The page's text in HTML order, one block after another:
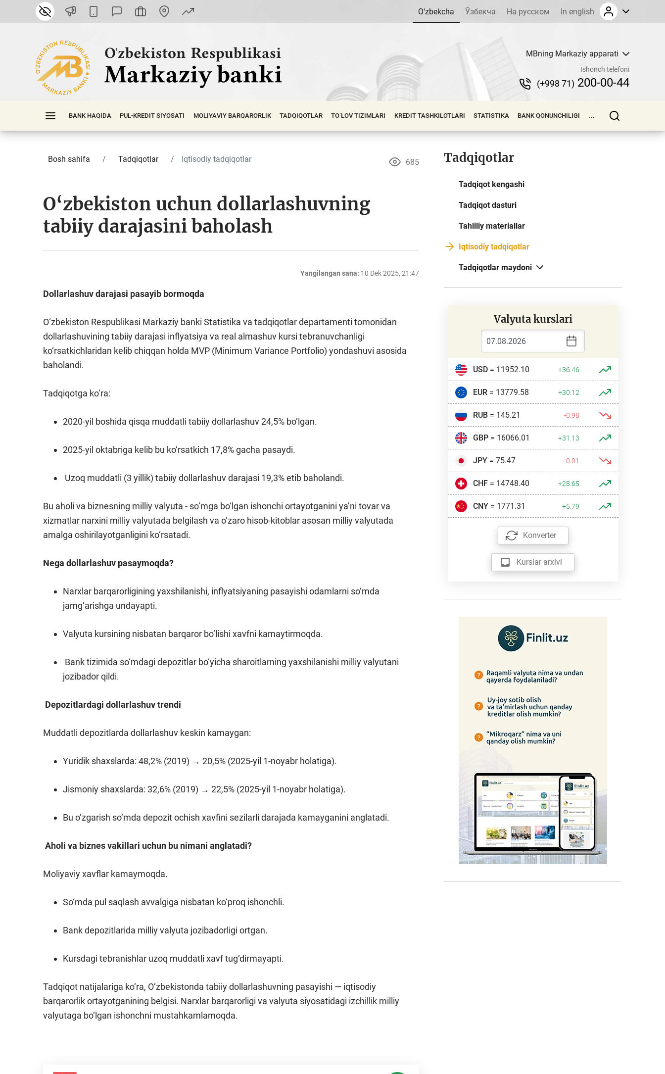
O‘zbekcha Ўзбекча На русском In english
MBning Markaziy apparati
Ishonch telefoni
(+998 71) 200-00-44
BANK HAQIDA PUL-KREDIT SIYOSATI MOLIYAVIY BАRQАRОRLIK TADQIQOTLAR TO‘LOV TIZIMLARI KREDIT TASHKILOTLARI STATISTIKA BANK QONUNCHILIGI ...
Bosh sahifa Tadqiqotlar Iqtisodiy tadqiqotlar 685
O‘zbekiston uchun dollarlashuvning
tabiiy darajasini baholash
Yangilangan sana: 10 Dek 2025, 21:47
Dollarlashuv darajasi pasayib bormoqda
O‘zbekiston Respublikasi Markaziy banki Statistika va tadqiqotlar departamenti tomonidan
dollarlashuvining tabiiy darajasi inflyatsiya va real almashuv kursi tebranuvchanligi
ko‘rsatkichlaridan kelib chiqqan holda MVP (Minimum Variance Portfolio) yondashuvi asosida
baholandi.
Tadqiqotga ko‘ra:
2020-yil boshida qisqa muddatli tabiiy dollarlashuv 24,5% bo‘lgan.
2025-yil oktabriga kelib bu ko‘rsatkich 17,8% gacha pasaydi.
Uzoq muddatli (3 yillik) tabiiy dollarlashuv darajasi 19,3% etib baholandi.
Bu aholi va biznesning milliy valyuta - so‘mga bo‘lgan ishonchi ortayotganini ya’ni tovar va
xizmatlar narxini milliy valyutada belgilash va o‘zaro hisob-kitoblar asosan milliy valyutada
amalga oshirilayotganligini ko‘rsatadi.
Nega dollarlashuv pasaymoqda?
Narxlar barqarorligining yaxshilanishi, inflyatsiyaning pasayishi odamlarni so‘mda
jamg‘arishga undayapti.
Valyuta kursining nisbatan barqaror bo‘lishi xavfni kamaytirmoqda.
Bank tizimida so‘mdagi depozitlar bo‘yicha sharoitlarning yaxshilanishi milliy valyutani
jozibador qildi.
Depozitlardagi dollarlashuv trendi
Muddatli depozitlarda dollarlashuv keskin kamaygan:
Yuridik shaxslarda: 48,2% (2019) → 20,5% (2025-yil 1-noyabr holatiga).
Jismoniy shaxslarda: 32,6% (2019) → 22,5% (2025-yil 1-noyabr holatiga).
Bu o‘zgarish so‘mda depozit ochish xavfini sezilarli darajada kamayganini anglatadi.
Aholi va biznes vakillari uchun bu nimani anglatadi?
Moliyaviy xavflar kamaymoqda.
So‘mda pul saqlash avvalgiga nisbatan ko‘proq ishonchli.
Bank depozitlarida milliy valyuta jozibadorligi ortgan.
Kursdagi tebranishlar uzoq muddatli xavf tug‘dirmayapti.
Tadqiqot natijalariga ko‘ra, O‘zbekistonda tabiiy dollarlashuvning pasayishi — iqtisodiy
barqarorlik ortayotganining belgisi. Narxlar barqarorligi va valyuta siyosatidagi izchillik milliy
valyutaga bo‘lgan ishonchni mustahkamlamoqda.
Tadqiqotlar
Tadqiqot kengashi
Tadqiqot dasturi
Tahliliy materiallar
Iqtisodiy tadqiqotlar
Tadqiqotlar maydoni
Valyuta kurslari
USD= 11952.10 +36.46
EUR= 13779.58 +30.12
RUB= 145.21 -0.98
GBP= 16066.01 +31.13
JPY= 75.47 -0.01
CHF= 14748.40 +28.65
CNY= 1771.31 +5.79
Konverter
Kurslar arxivi